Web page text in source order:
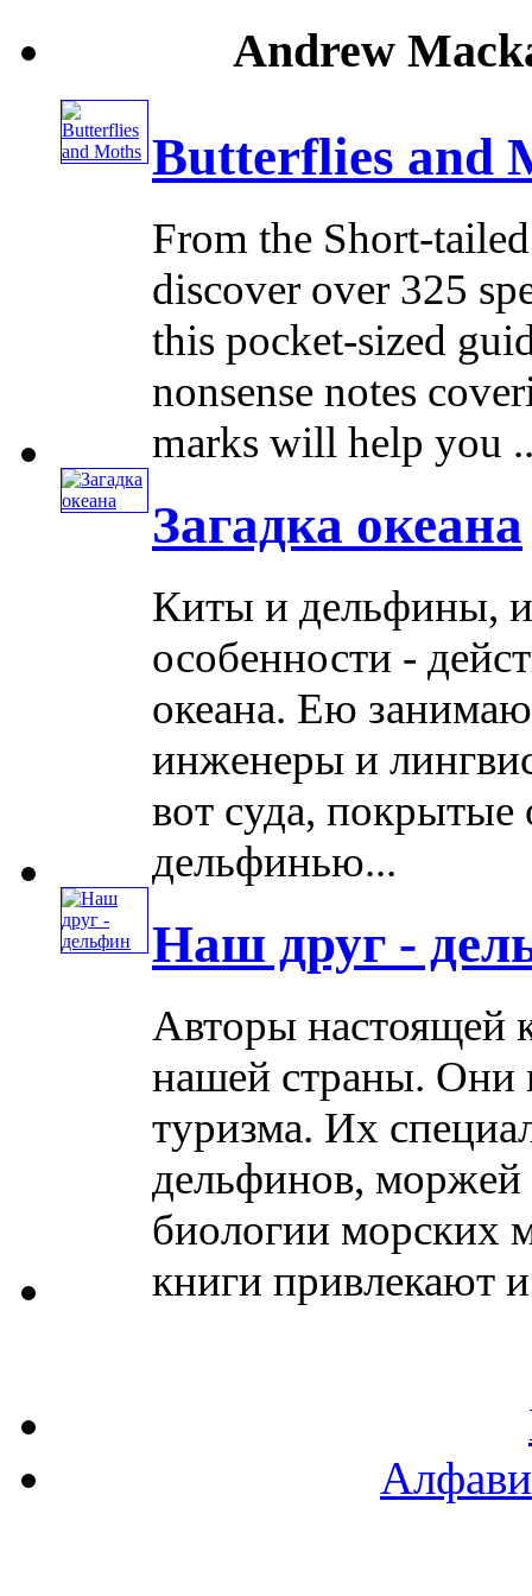
Andrew
Butterflies and
From the Short-
discover over 325
this pocket-sized
nonsense notes
marks will help you
Загадка океана
Киты и дельфины,
особенности -
океана. Ею
инженеры и
вот суда,
дельфинью...
Наш друг -
Авторы настоящей
нашей страны. Они
туризма. Их
дельфинов,
биологии морских
книги привлекают